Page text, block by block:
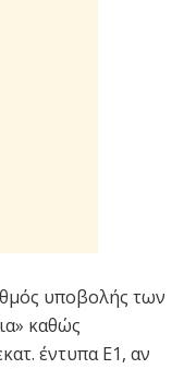
υποβολής των
καθώς
έντυπα Ε1, αν